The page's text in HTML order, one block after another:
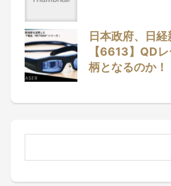
日本政府、日経
【6613】QD
柄となるのか！